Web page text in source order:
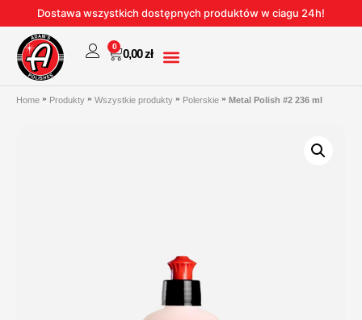
Dostawa wszystkich dostępnych produktów w ciagu 24h!
0,00zł
0
Home Produkty Wszystkie produkty Polerskie Metal Polish #2 236 ml